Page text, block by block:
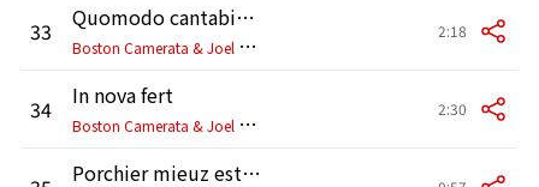
33
Quomodo cantabimus
B
oston Camerata & Joel Cohen
2:18
34
In nova fert
B
oston Camerata & Joel Cohen
2:30
Porchier mieuz estre ameroy (Reprise)